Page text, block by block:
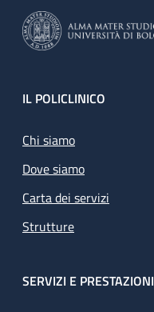
Footer
IL POLICLINICO
Chi siamo
Dove siamo
Carta dei servizi
Strutture
SERVIZI E PRESTAZIONI